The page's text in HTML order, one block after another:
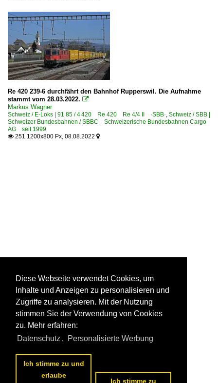
Re 420 239-6 durchfährt den Bahnhof Rupperswil. Die Aufnahme
stammt vom 28.03.2022. 
Markus Wagner
Schweiz / E-Loks | 91 85 / 4 420 Re 420 Re 4/4 II ·SBB·, Schweiz / SBB |
Schweizer Bundesbahnen / SBBC Schweizerische Bundesbahnen Cargo
AG seit 1999
 251 1200x800 Px, 08.08.2022 
Diese Webseite verwendet Cookies, um
Inhalte und Anzeigen zu personalisieren und
Zugriffe zu analysieren. Mit der Nutzung
stimmen Sie der Verwendung von Cookies
zu. Mehr erfahren:
Datenschutz , Personalisierte Werbung
Ich stimme zu und
erlaube
Ich stimme zu